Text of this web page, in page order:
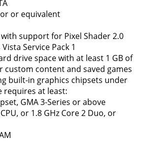
or equivalent
support for Pixel Shader 2.0
Service Pack 1
drive space with at least 1 GB of
custom content and saved games
built-in graphics chipsets under
requires at least:
GMA 3-Series or above
or 1.8 GHz Core 2 Duo, or